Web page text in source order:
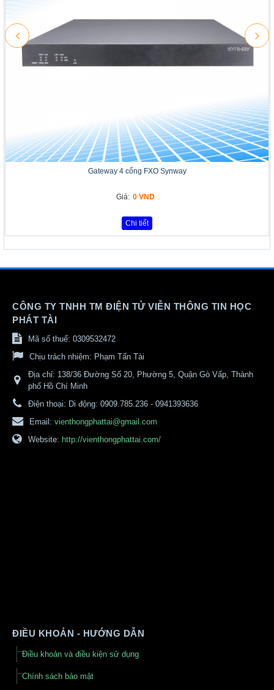
Gateway 4 cổng FXO Synway
Giá: 0 VND
Chi tiết
CÔNG TY TNHH TM ĐIỆN TỬ VIỄN THÔNG TIN HỌC
PHÁT TÀI
Mã số thuế: 0309532472
Chịu trách nhiệm: Phạm Tấn Tài
Địa chỉ: 138/36 Đường Số 20, Phường 5, Quận Gò Vấp, Thành
phố Hồ Chí Minh
Điện thoại: Di động: 0909.785.236 - 0941393636
Email: vienthongphattai@gmail.com
Website: http://vienthongphattai.com/
ĐIỀU KHOẢN - HƯỚNG DẪN
Điều khoản và điều kiện sử dụng
Chính sách bảo mật